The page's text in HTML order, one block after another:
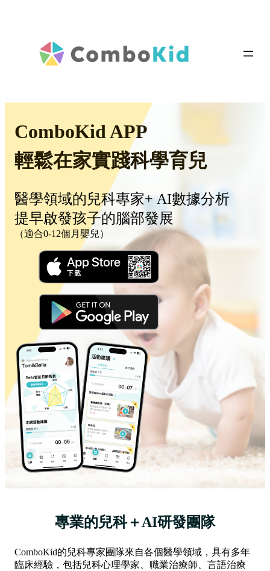
ComboKid APP
輕鬆在家實踐科學育兒
醫學領域的兒科專家+ AI數據分析
提早啟發孩子的腦部發展
（適合0-12個月嬰兒）
專業的兒科＋AI研發團隊
ComboKid的兒科專家團隊來自各個醫學領域，具有多年
臨床經驗，包括兒科心理學家、職業治療師、言語治療